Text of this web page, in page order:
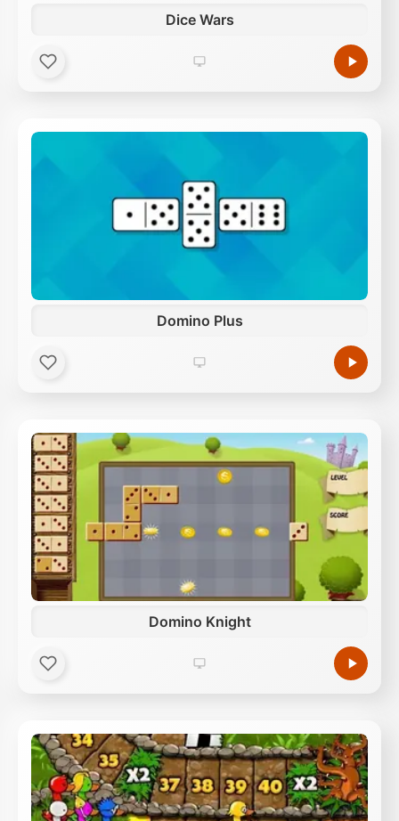
Dice Wars
Domino Plus
Domino Knight